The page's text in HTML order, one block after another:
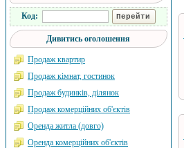
Код:
Дивитись оголошення
Продаж квартир
Продаж кімнат, гостинок
Продаж будинків, ділянок
Продаж комерційних об'єктів
Оренда житла (довго)
Оренда комерційних об'єктів